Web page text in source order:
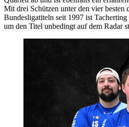
Mit drei Schützen unter den vier besten
Bundesligatiteln seit 1997 ist
um den Titel unbedingt auf dem Radar